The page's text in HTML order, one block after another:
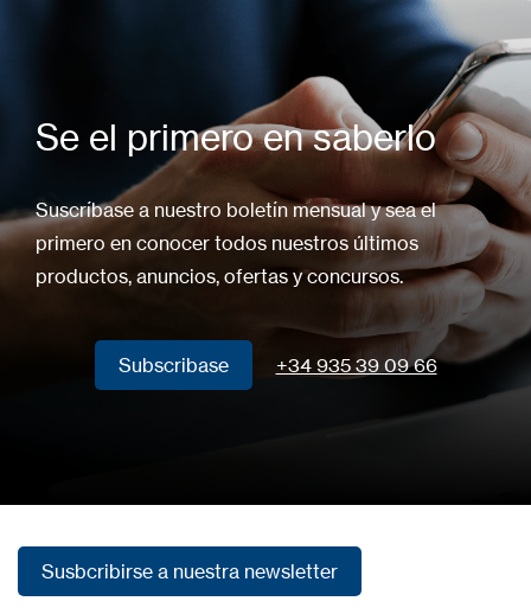
Se el primero en saberlo
Suscríbase a nuestro boletín mensual y sea el
primero en conocer todos nuestros últimos
productos, anuncios, ofertas y concursos.
Subscribase +34 935 39 09 66
Susbcribirse a nuestra newsletter